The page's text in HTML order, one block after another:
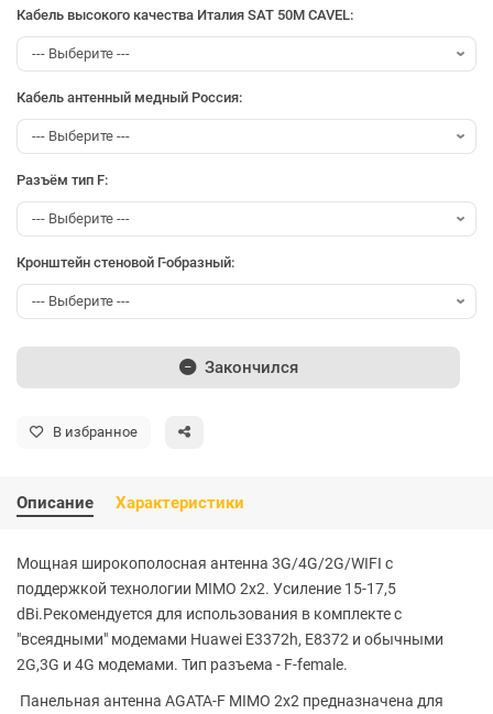
Кабель высокого качества Италия SAT 50M CAVEL:
Кабель антенный медный Россия:
Разъём тип F:
Кронштейн стеновой Г-образный:
Закончился
В избранное
Описание Характеристики
Мощная широкополосная антенна 3G/4G/2G/WIFI с
поддержкой технологии MIMO 2x2. Усиление 15-17,5
dBi.Рекомендуется для использования в комплекте с
"всеядными" модемами Huawei Е3372h, E8372 и обычными
2G,3G и 4G модемами. Тип разъема - F-female.
Панельная антенна AGATA-F MIMO 2x2 предназначена для